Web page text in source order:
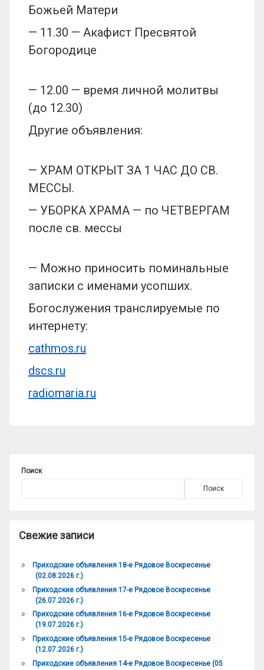
Божьей Матери
— 11.30 — Акафист Пресвятой
Богородице
— 12.00 — время личной молитвы
(до 12.30)
Другие объявления:
— ХРАМ ОТКРЫТ ЗА 1 ЧАС ДО СВ.
МЕССЫ.
— УБОРКА ХРАМА — по ЧЕТВЕРГАМ
после св. мессы
— Можно приносить поминальные
записки с именами усопших.
Богослужения транслируемые по
интернету:
cathmos.ru
dscs.ru
radiomaria.ru
Поиск
Поиск
Свежие записи
Приходские объявления 18-е Рядовое Воскресенье
(02.08.2026 г.)
Приходские объявления 17-е Рядовое Воскресенье
(26.07.2026 г.)
Приходские объявления 16-е Рядовое Воскресенье
(19.07.2026 г.)
Приходские объявления 15-е Рядовое Воскресенье
(12.07.2026 г.)
Приходские объявления 14-е Рядовое Воскресенье (05